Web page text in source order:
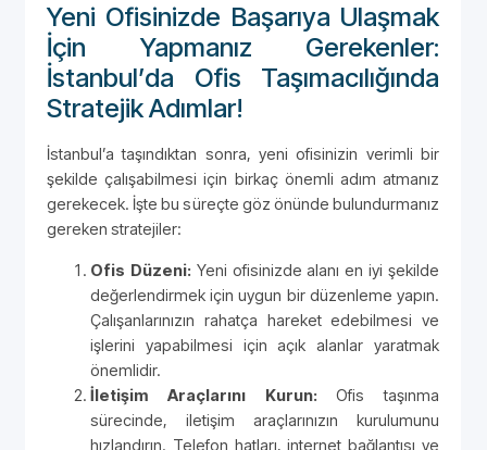
Yeni Ofisinizde Başarıya Ulaşmak
İçin Yapmanız Gerekenler:
İstanbul’da Ofis Taşımacılığında
Stratejik Adımlar!
İstanbul’a taşındıktan sonra, yeni ofisinizin verimli bir
şekilde çalışabilmesi için birkaç önemli adım atmanız
gerekecek. İşte bu süreçte göz önünde bulundurmanız
gereken stratejiler:
Ofis Düzeni: Yeni ofisinizde alanı en iyi şekilde
değerlendirmek için uygun bir düzenleme yapın.
Çalışanlarınızın rahatça hareket edebilmesi ve
işlerini yapabilmesi için açık alanlar yaratmak
önemlidir.
İletişim Araçlarını Kurun: Ofis taşınma
sürecinde, iletişim araçlarınızın kurulumunu
hızlandırın. Telefon hatları, internet bağlantısı ve